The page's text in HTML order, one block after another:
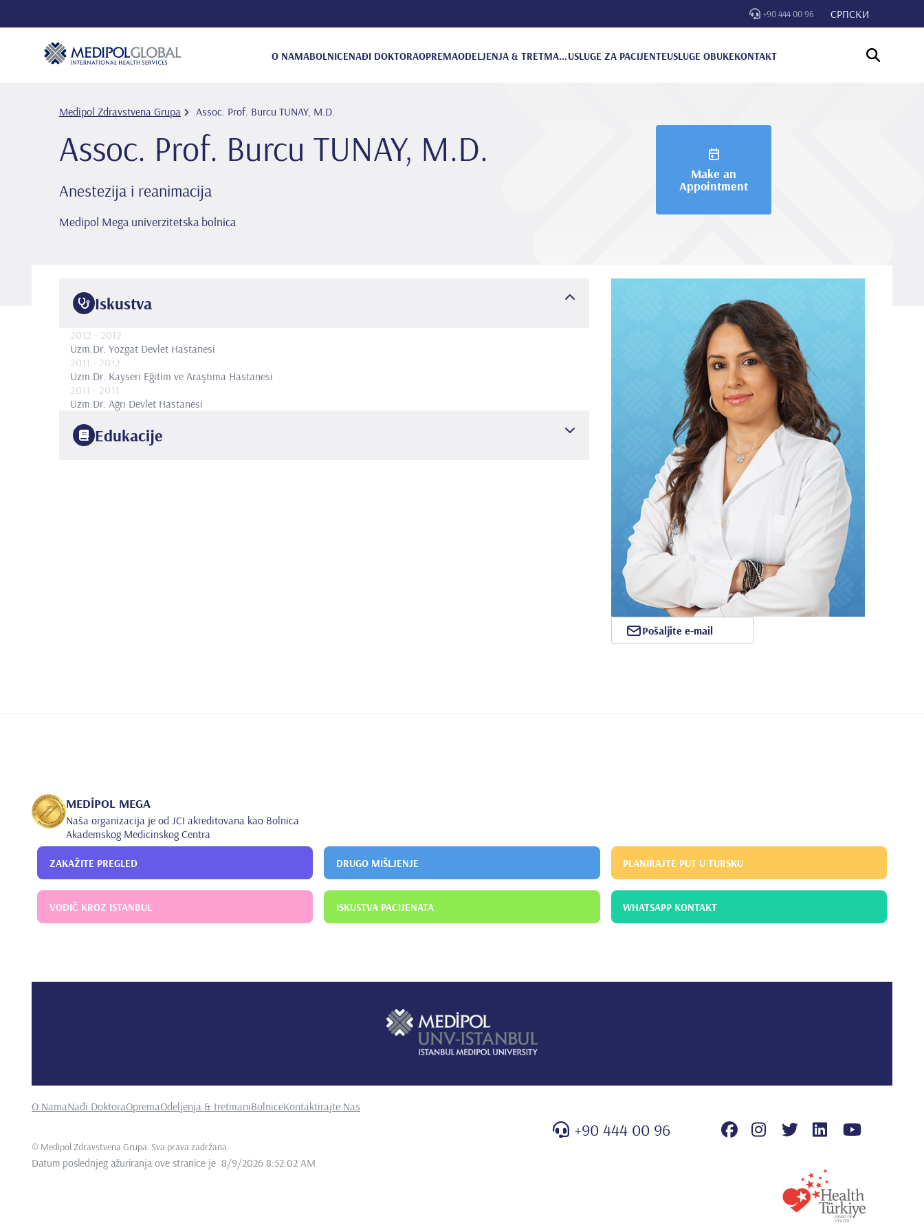
+90 444 00 96 СРПСКИ
O NAMABOLNICENAĐI DOKTORAOPREMA ODELJENJA & TRETMANIUSLUGE ZA PACIJENTEUSLUGE OBUKEKONTAKT
Medipol Zdravstvena Grupa Assoc. Prof. Burcu TUNAY, M.D.
Assoc. Prof. Burcu TUNAY, M.D.
Anestezija i reanimacija
Medipol Mega univerzitetska bolnica
Make an
Appointment
Iskustva
2012 - 2012
Uzm.Dr. Yozgat Devlet Hastanesi
2011 - 2012
Uzm.Dr. Kayseri Eğitim ve Araştıma Hastanesi
2011 - 2011
Uzm.Dr. Ağrı Devlet Hastanesi
Edukacije
Pošaljite e-mail
MEDİPOL MEGA
Naša organizacija je od JCI akreditovana kao Bolnica
Akademskog Medicinskog Centra
ZAKAŽITE PREGLED DRUGO MIŠLJENJE PLANIRAJTE PUT U TURSKU
VODIČ KROZ ISTANBUL ISKUSTVA PACIJENATA WHATSAPP KONTAKT
O NamaNađi DoktoraOpremaOdeljenja & tretmaniBolniceKontaktirajte Nas
© Medipol Zdravstvena Grupa. Sva prava zadržana.
Datum poslednjeg ažuriranja ove stranice je 8/9/2026 8:52:02 AM
+90 444 00 96